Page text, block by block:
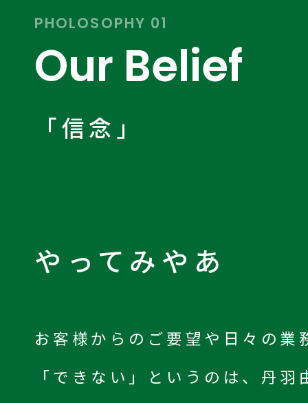
PHOLOSOPHY 01
Our Belief
「信念」
やってみやあ
お客様からのご要望や日々の業
「できない」というのは、丹